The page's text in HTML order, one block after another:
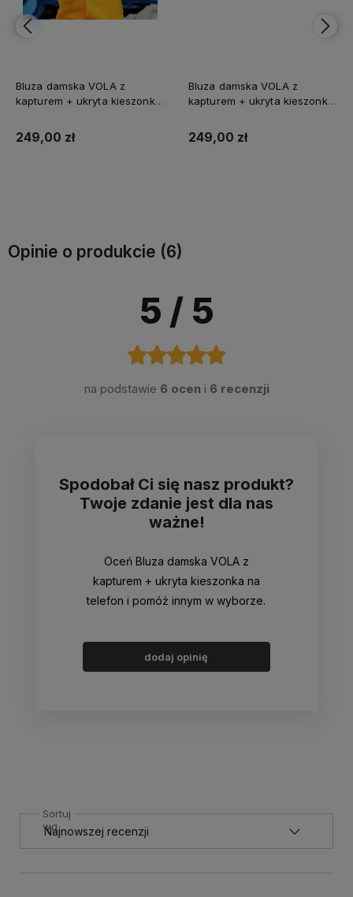
Bluza damska VOLA z
kapturem + ukryta kieszonka
249,00 zł
Bluza damska VOLA z
kapturem + ukryta kieszonka
249,00 zł
Opinie o produkcie (6)
5 / 5
na podstawie 6 ocen i 6 recenzji
Spodobał Ci się nasz produkt?
Twoje zdanie jest dla nas
ważne!
Oceń Bluza damska VOLA z
kapturem + ukryta kieszonka na
telefon i pomóż innym w wyborze.
dodaj opinię
Sortuj
wg